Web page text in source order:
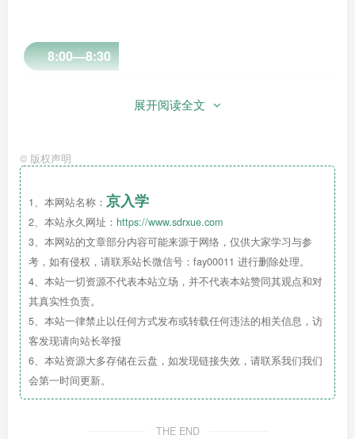
8:00—8:30
早餐时间
一定要在8:00前入园，早餐以
例：葱油饼、蛋炒西葫
芦、蒸胡萝卜、红枣紫米粥
8:30—10:00
教育活动
展开阅读全文
© 版权声明
1、本网站名称： 京入学
2、本站永久网址： https://www.sdrxue.com
3、本网站的文章部分内容可能来源于网络，仅供大家学习与参
考，如有侵权，请联系站长微信号：fay00011 进行删除处理。
4、本站一切资源不代表本站立场，并不代表本站赞同其观点和对
其真实性负责。
5、本站一律禁止以任何方式发布或转载任何违法的相关信息，访
客发现请向站长举报
6、本站资源大多存储在云盘，如发现链接失效，请联系我们我们
会第一时间更新。
THE END